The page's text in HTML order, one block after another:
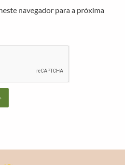
navegador para a próxima